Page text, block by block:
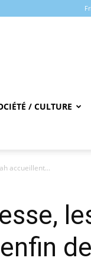
/ CULTURE
accueillent...